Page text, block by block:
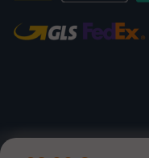
Copyright 2023 | Il